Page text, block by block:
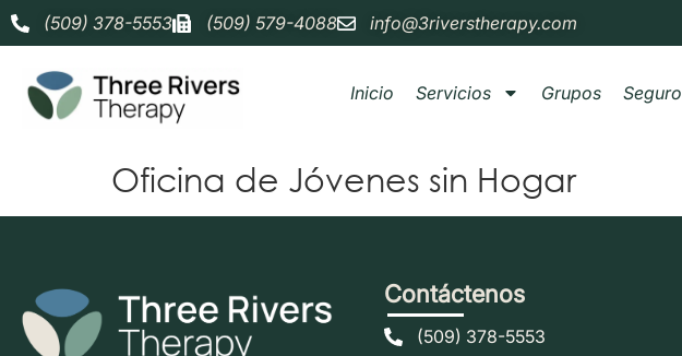
(509) 378-5553 (509) 579-4088 info@3riverstherapy.com
Inicio Servicios Grupos Seguro
Oficina de Jóvenes sin Hogar
Contáctenos
(509) 378-5553